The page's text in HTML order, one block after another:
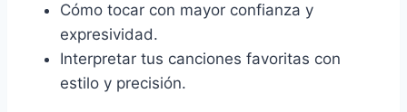
Cómo tocar con mayor confianza y
expresividad.
Interpretar tus canciones favoritas con
estilo y precisión.